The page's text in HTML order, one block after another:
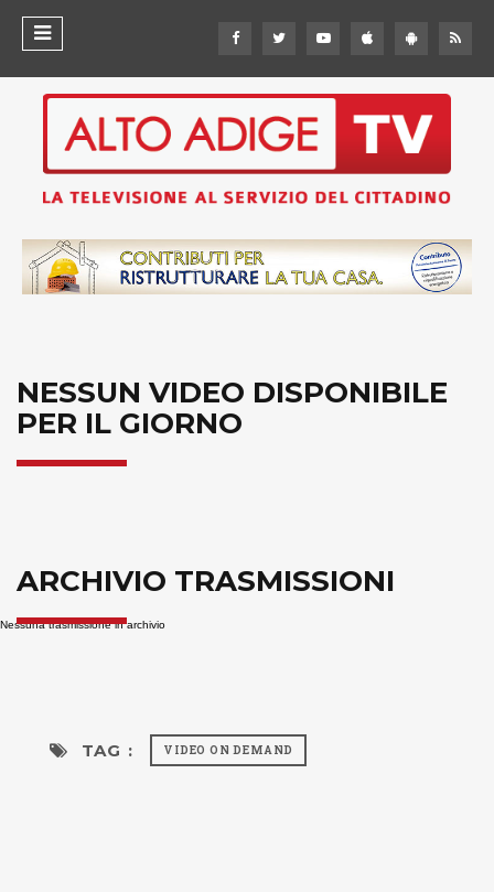
NESSUN VIDEO DISPONIBILE
PER IL GIORNO
ARCHIVIO TRASMISSIONI
Nessuna trasmissione in archivio
TAG : VIDEO ON DEMAND